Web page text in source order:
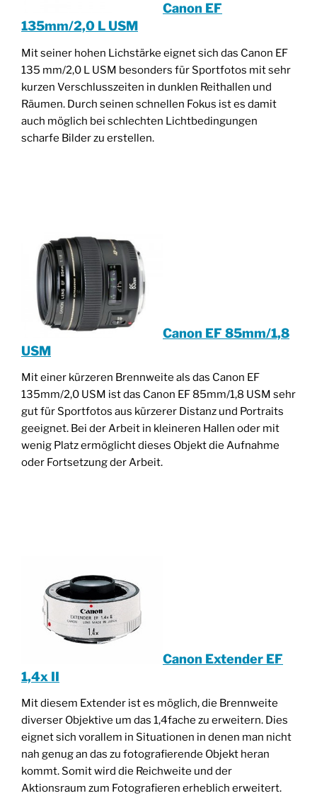
Canon EF
135mm/2,0 L USM
Mit seiner hohen Lichstärke eignet sich das Canon EF
135 mm/2,0 L USM besonders für Sportfotos mit sehr
kurzen Verschlusszeiten in dunklen Reithallen und
Räumen. Durch seinen schnellen Fokus ist es damit
auch möglich bei schlechten Lichtbedingungen
scharfe Bilder zu erstellen.
Canon EF 85mm/1,8
USM
Mit einer kürzeren Brennweite als das Canon EF
135mm/2,0 USM ist das Canon EF 85mm/1,8 USM sehr
gut für Sportfotos aus kürzerer Distanz und Portraits
geeignet. Bei der Arbeit in kleineren Hallen oder mit
wenig Platz ermöglicht dieses Objekt die Aufnahme
oder Fortsetzung der Arbeit.
Canon Extender EF
1,4x II
Mit diesem Extender ist es möglich, die Brennweite
diverser Objektive um das 1,4fache zu erweitern. Dies
eignet sich vorallem in Situationen in denen man nicht
nah genug an das zu fotografierende Objekt heran
kommt. Somit wird die Reichweite und der
Aktionsraum zum Fotografieren erheblich erweitert.